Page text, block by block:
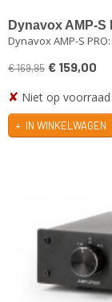
Dynavox AMP-
set speakers
Dynavox AMP-S
€ 169,95 € 159,00
✘ Niet op voorraad
IN WINKELWAGEN